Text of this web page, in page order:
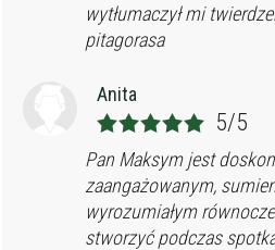
wytłumaczył mi
pitagorasa
Anita
5/5
Pan Maksym jest
zaangażowanym,
wyrozumiałym
stworzyć podczas